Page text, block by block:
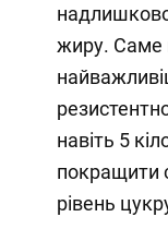
жиру. Саме
навіть 5
покращити
рівень